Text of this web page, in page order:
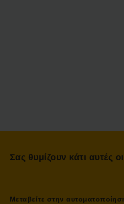
Σας θυμίζουν κάτι αυτές
Μεταβείτε στην